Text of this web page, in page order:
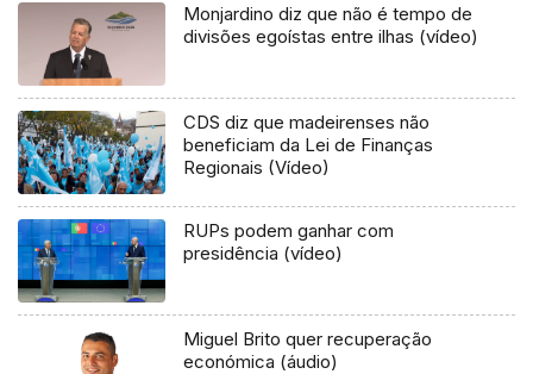
Monjardino diz que não é tempo de
divisões egoístas entre ilhas (vídeo)
CDS diz que madeirenses não
beneficiam da Lei de Finanças
Regionais (Vídeo)
RUPs podem ganhar com
presidência (vídeo)
Miguel Brito quer recuperação
económica (áudio)